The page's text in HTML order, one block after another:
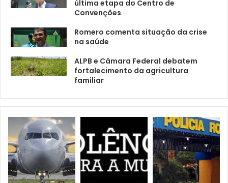
última etapa do Centro de
Convenções
Romero comenta situação da crise
na saúde
ALPB e Câmara Federal debatem
fortalecimento da agricultura
familiar